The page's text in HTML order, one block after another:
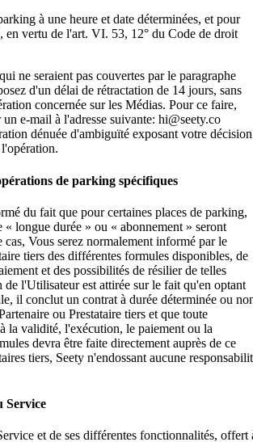
à une heure et date déterminées, et pour
en vertu de l'art. VI. 53, 12° du Code de droit
ne seraient pas couvertes par le paragraphe
d'un délai de rétractation de 14 jours, sans
concernée sur les Médias. Pour ce faire,
un e-mail à l'adresse suivante: hi@seety.co
dénuée d'ambiguïté exposant votre décision
de parking spécifiques
du fait que pour certaines places de parking,
« longue durée » ou « abonnement » seront
cas, Vous serez normalement informé par le
tiers des différentes formules disponibles, de
et des possibilités de résilier de telles
l'Utilisateur est attirée sur le fait qu'en optant
il conclut un contrat à durée déterminée ou
ou Prestataire tiers et que toute
la validité, l'exécution, le paiement ou la
devra être faite directement auprès de ce
tiers, Seety n'endossant aucune
Service
et de ses différentes fonctionnalités, offert